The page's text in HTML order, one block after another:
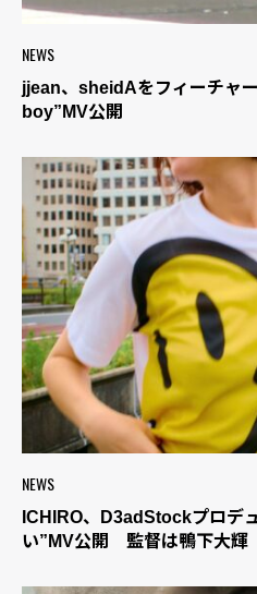
NEWS
jjean、sheidAをフィーチャ
boy”MV公開
NEWS
ICHIRO、D3adStockプロデ
い”MV公開 監督は鴨下大輝